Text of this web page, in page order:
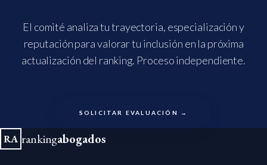
El comité analiza tu trayectoria, especialización y
reputación para valorar tu inclusión en la próxima
actualización del ranking. Proceso independiente.
SOLICITAR EVALUACIÓN →
RA rankingabogados